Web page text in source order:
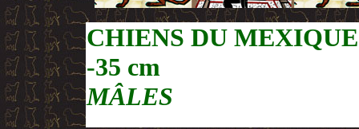
CHIENS DU MEXIQUE
-35 cm
MÂLES